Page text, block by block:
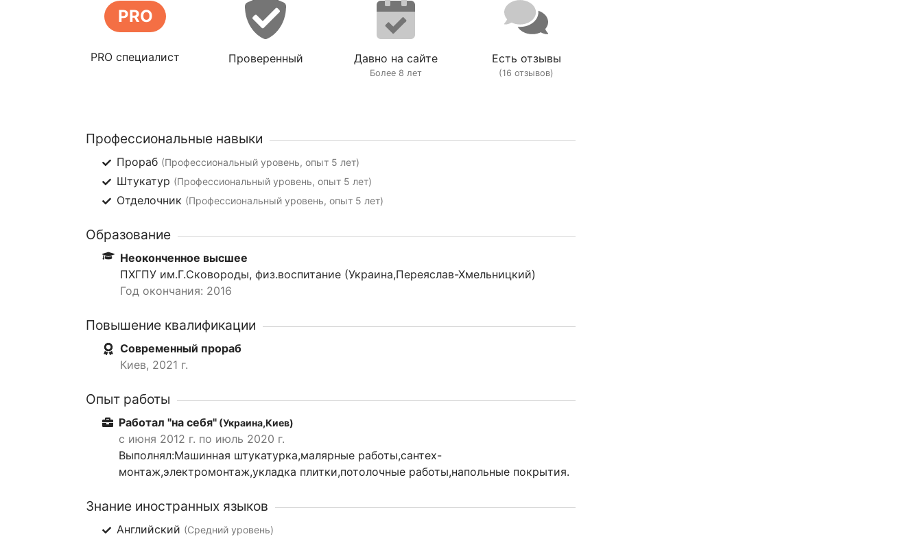
PRO
PRO специалист Проверенный Давно на сайте
Более 8 лет
Есть отзывы
(16 отзывов)
Профессиональные навыки
Прораб (Профессиональный уровень, опыт 5 лет)
Штукатур (Профессиональный уровень, опыт 5 лет)
Отделочник (Профессиональный уровень, опыт 5 лет)
Образование
Неоконченное высшее
ПХГПУ им.Г.Сковороды, физ.воспитание (Украина,Переяслав-Хмельницкий)
Год окончания: 2016
Повышение квалификации
Современный прораб
Киев, 2021 г.
Опыт работы
Работал "на себя" (Украина,Киев)
с июня 2012 г. по июль 2020 г.
Выполнял:Машинная штукатурка,малярные работы,сантех-
монтаж,электромонтаж,укладка плитки,потолочные работы,напольные покрытия.
Знание иностранных языков
Английский (Средний уровень)